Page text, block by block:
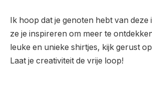
Ik hoop dat je genoten hebt van deze
ze je inspireren om meer te
leuke en unieke shirtjes, kijk gerust op
Laat je creativiteit de vrije loop!